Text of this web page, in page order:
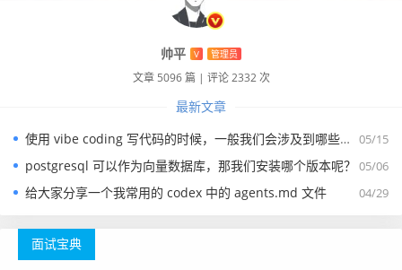
帅平 V 管理员
文章 5096 篇 | 评论 2332 次
最新文章
05/15
使用 vibe coding 写代码的时候，一般我们会涉及到哪些提示词？
05/06
postgresql 可以作为向量数据库，那我们安装哪个版本呢？
04/29
给大家分享一个我常用的 codex 中的 agents.md 文件
面试宝典